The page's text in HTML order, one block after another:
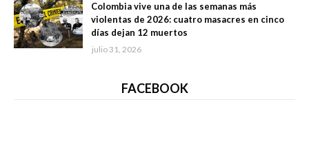
Colombia vive una de las semanas más
violentas de 2026: cuatro masacres en cinco
días dejan 12 muertos
julio 31, 2026
FACEBOOK